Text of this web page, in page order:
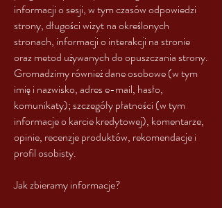
informacji o sesji, w tym czasów odpowiedzi
strony, długości wizyt na określonych
stronach, informacji o interakcji na stronie
oraz metod używanych do opuszczania strony.
Gromadzimy również dane osobowe (w tym
imię i nazwisko, adres e-mail, hasło,
komunikaty); szczegóły płatności (w tym
informacje o karcie kredytowej), komentarze,
opinie, recenzje produktów, rekomendacje i
profil osobisty.
Jak zbieramy informacje?